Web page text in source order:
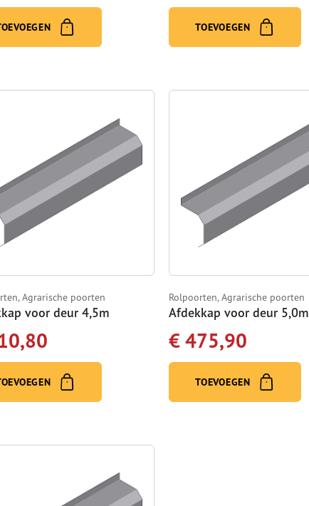
TOEVOEGEN
Agrarische poorten
voor deur 4,5m
Rolpoorten, Agrarische poorten
Afdekkap voor deur 5,0m
€ 475,90
TOEVOEGEN